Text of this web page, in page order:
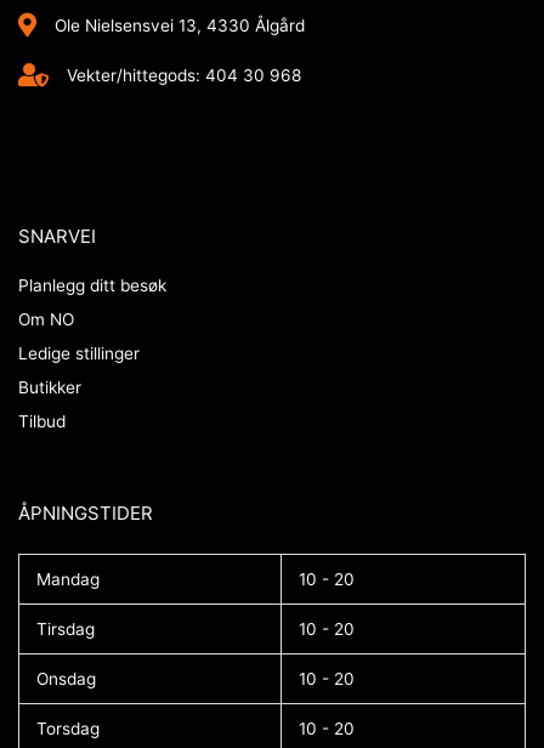
Ole Nielsensvei 13, 4330 Ålgård
Vekter/hittegods: 404 30 968
SNARVEI
Planlegg ditt besøk
Om NO
Ledige stillinger
Butikker
Tilbud
ÅPNINGSTIDER​
Mandag 10 - 20
Tirsdag 10 - 20
Onsdag 10 - 20
Torsdag 10 - 20